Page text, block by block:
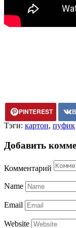
PINTEREST
Тэги: картон, пуфик
Добавить
Комментарий
Name
Email
Website